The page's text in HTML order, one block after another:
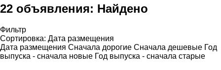
22 объявления: Найдено
Фильтр
Сортировка: Дата размещения
Дата размещения Сначала дорогие Сначала дешевые Год
выпуска - сначала новые Год выпуска - сначала старые